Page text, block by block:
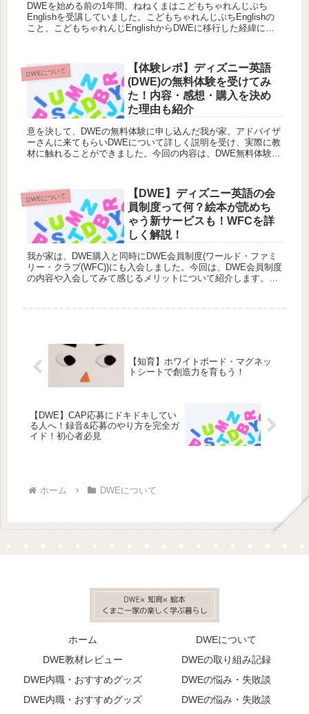
DWEを始める前の1年間、ねねくまはこどもちゃれんじぷち
Englishを受講していました。こどもちゃれんじぷちEnglishの
こと、こどもちゃれんじEnglishからDWEに移行した経緯につ
DWEについて
【体験レポ】ディズニー英語
(DWE)の無料体験を受けてみ
た！内容・感想・購入を決め
た理由も紹介
意を決して、DWEの無料体験に申し込んだ我が家。アドバイザ
ーさんに来てもらいDWEについて詳しく説明を受け、実際に教
材に触れることができました。今回の内容は、DWE無料体験の
DWEについて
【DWE】ディズニー英語の会
員制度って何？絵本が読めち
ゃう新サービスも！WFCを詳
しく解説！
我が家は、DWE購入と同時にDWE会員制度(ワールド・ファミ
リー・クラブ(WFC))にも入会しました。今回は、DWE会員制度
の内容や入会してみて感じるメリットについて紹介します。
【知育】ホワイトボード・マグネッ
トシートで創造力を育もう！
【DWE】CAP応募にドキドキしてい
る人へ！録音&応募のやり方を完全ガ
イド！初心者必見
ホーム DWEについて
ホーム
DWEについて
DWE教材レビュー
DWEの取り組み記録
DWE内職・おすすめグッズ
DWEの悩み・失敗談
DWE内職・おすすめグッズ
DWEの悩み・失敗談